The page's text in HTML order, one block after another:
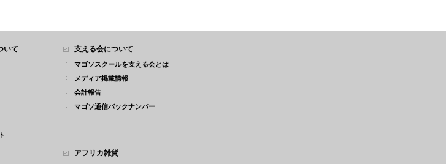
いて 支える会について
マゴソスクールを支える会とは
メディア掲載情報
会計報告
マゴソ通信バックナンバー
アフリカ雑貨